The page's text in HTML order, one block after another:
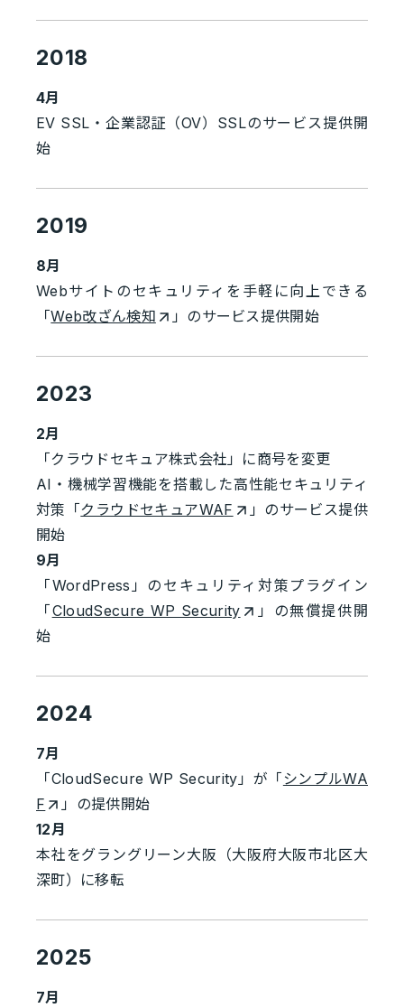
2018
4月
EV SSL・企業認証（OV）SSLのサービス提供開
始
2019
8月
Webサイトのセキュリティを手軽に向上できる
「Web改ざん検知 」のサービス提供開始
2023
2月
「クラウドセキュア株式会社」に商号を変更
AI・機械学習機能を搭載した高性能セキュリティ
対策「クラウドセキュアWAF
」のサービス提供
開始
9月
「WordPress」のセキュリティ対策プラグイン
「CloudSecure WP Security
」の無償提供開
始
2024
7月
「CloudSecure WP Security」が「 シンプルWA
F
」の提供開始
12月
本社をグラングリーン大阪（大阪府大阪市北区大
深町）に移転
2025
7月